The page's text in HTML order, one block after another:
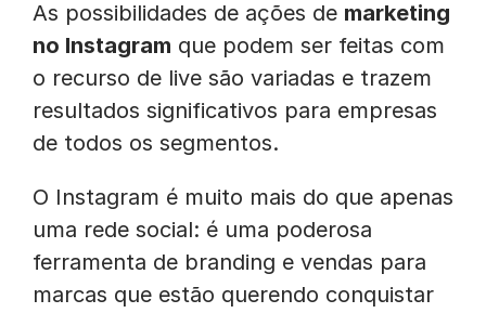
As possibilidades de ações de marketing
no Instagram que podem ser feitas com
o recurso de live são variadas e trazem
resultados significativos para empresas
de todos os segmentos.
O Instagram é muito mais do que apenas
uma rede social: é uma poderosa
ferramenta de branding e vendas para
marcas que estão querendo conquistar